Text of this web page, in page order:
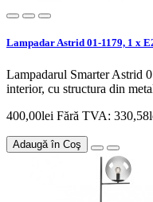
Lampadar Astrid 01-1179, 1 x
Lampadarul Smarter Astrid
interior, cu structura din
400,00lei Fără TVA:
Adaugă în Coş